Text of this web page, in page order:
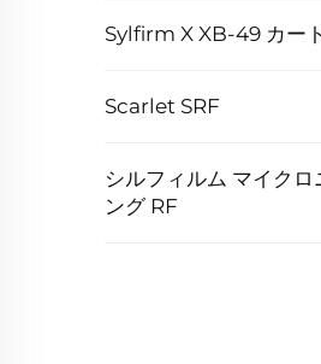
Sylfirm X XB-49 カー
Scarlet SRF
シルフィルム マイクロ
ング RF